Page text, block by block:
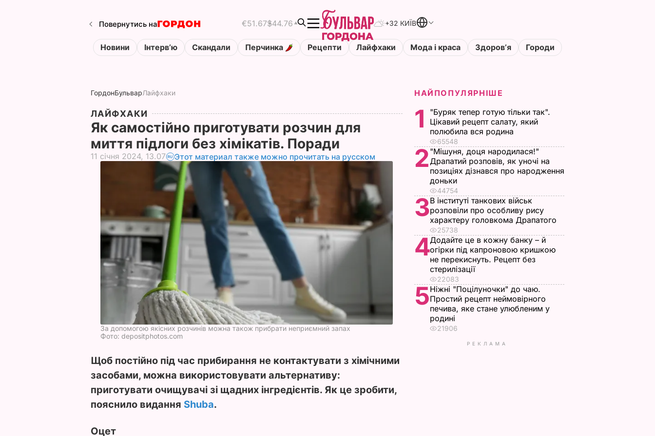
Повернутись на €51.67$44.76 +32 КИЇВ
Новини Інтервʼю Скандали Перчинка Рецепти Лайфхаки Мода і краса Здоровʼя Городи
ГордонБульварЛайфхаки
ЛАЙФХАКИ
Як самостійно приготувати розчин для
миття підлоги без хімікатів. Поради
11 січня 2024, 13.07 Этот материал также можно прочитать на русском
За допомогою якісних розчинів можна також прибрати неприємний запах
Фото: depositphotos.com
Щоб постійно під час прибирання не контактувати з хімічними
засобами, можна використовувати альтернативу:
приготувати очищувачі зі щадних інгредієнтів. Як це зробити,
пояснило видання Shuba.
Оцет
НАЙПОПУЛЯРНІШЕ
1
"Буряк тепер готую тільки так".
Цікавий рецепт салату, який
полюбила вся родина
65548
2 "Мішуня, доця народилася!"
Драпатий розповів, як уночі на
позиціях дізнався про народження
доньки
44754
3В інституті танкових військ
розповіли про особливу рису
характеру головкома Драпатого
25738
4Додайте це в кожну банку – й
огірки під капроновою кришкою
не перекиснуть. Рецепт без
стерилізації
22083
5Ніжні "Поцілуночки" до чаю.
Простий рецепт неймовірного
печива, яке стане улюбленим у
родині
21906
РЕКЛАМА